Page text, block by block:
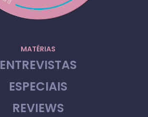
MATÉRIAS
ENTREVISTAS
ESPECIAIS
REVIEWS